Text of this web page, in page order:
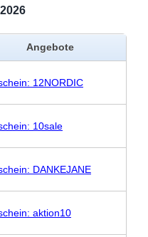
Angebote
12NORDIC
10sale
DANKEJANE
aktion10